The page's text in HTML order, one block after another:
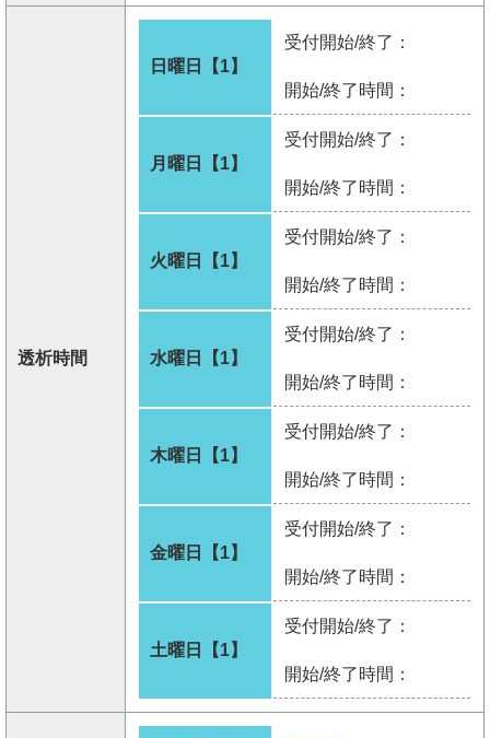
透析時間
日曜日【1】
受付開始/終了：
開始/終了時間：
月曜日【1】
受付開始/終了：
開始/終了時間：
火曜日【1】
受付開始/終了：
開始/終了時間：
水曜日【1】
受付開始/終了：
開始/終了時間：
木曜日【1】
受付開始/終了：
開始/終了時間：
金曜日【1】
受付開始/終了：
開始/終了時間：
土曜日【1】
受付開始/終了：
開始/終了時間：